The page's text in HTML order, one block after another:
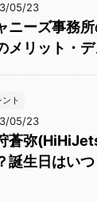
05/23
ニーズ事務
メリット・
ント
05/23
蒼弥
誕生日はいつ